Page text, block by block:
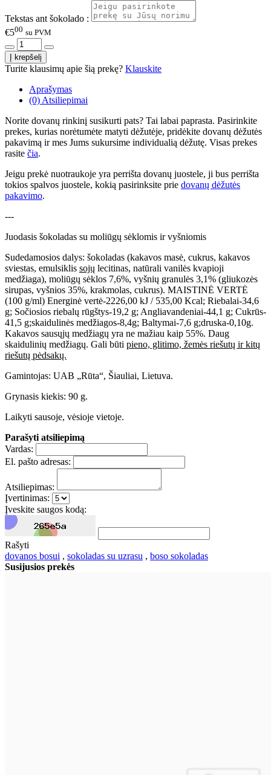
Tekstas ant šokolado :
€500 su PVM
Turite klausimų apie šią prekę? Klauskite
Aprašymas
(0) Atsiliepimai
Norite dovanų rinkinį susikurti pats? Tai labai paprasta. Pasirinkite
prekes, kurias norėtumėte matyti dėžutėje, pridėkite dovanų dėžutės
pakavimą ir mes Jums sukursime individualią dėžutę. Visas prekes
rasite čia.
Jeigu prekė nuotraukoje yra perrišta dovanų juostele, ji bus perrišta
tokios spalvos juostele, kokią pasirinksite prie dovanų dėžutės
pakavimo.
---
Juodasis šokoladas su moliūgų sėklomis ir vyšniomis
Sudedamosios dalys: šokoladas (kakavos masė, cukrus, kakavos
sviestas, emulsiklis sojų lecitinas, natūrali vanilės kvapioji
medžiaga), moliūgų sėklos 7,6%, vyšnių granulės 3,1% (gliukozės
sirupas, vyšnios 35%, krakmolas, cukrus). MAISTINĖ VERTĖ
(100 g/ml) Energinė vertė-2226,00 kJ / 535,00 Kcal; Riebalai-34,6
g; Sočiosios riebalų rūgštys-19,2 g; Angliavandeniai-44,1 g; Cukrūs-
41,5 g;skaidulinės medžiagos-8,4g; Baltymai-7,6 g;druska-0,10g.
Kakavos sausųjų medžiagų yra ne mažiau kaip 55%. Daug
skaidulinių medžiagų. Gali būti pieno, glitimo, žemės riešutų ir kitų
riešutų pėdsakų.
Gamintojas: UAB „Rūta“, Šiauliai, Lietuva.
Grynasis kiekis: 90 g.
Laikyti sausoje, vėsioje vietoje.
Parašyti atsiliepimą
Vardas:
El. pašto adresas:
Atsiliepimas:
Įvertinimas:
Įveskite saugos kodą:
Rašyti
dovanos bosui , sokoladas su uzrasu , boso sokoladas
Susijusios prekės